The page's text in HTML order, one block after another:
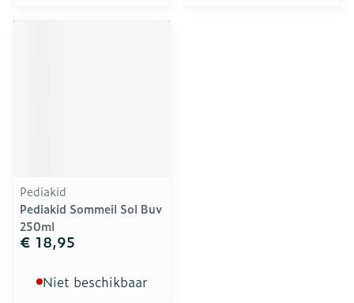
Pediakid
Pediakid Sommeil Sol Buv
250ml
€ 18,95
Niet beschikbaar